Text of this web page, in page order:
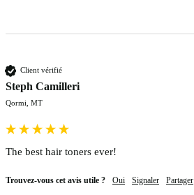
Client vérifié
Steph Camilleri
Qormi, MT
The best hair toners ever!
Trouvez-vous cet avis utile ? Oui Signaler Partager